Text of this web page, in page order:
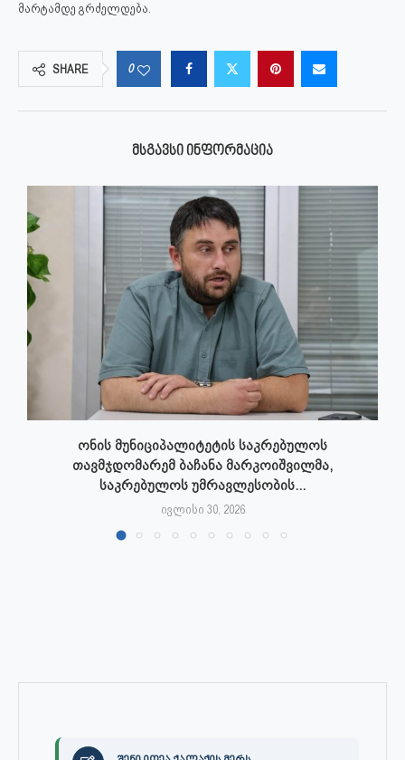
მარტამდე გრძელდება.
SHARE 0
ᲛᲡᲒᲐᲕᲡᲘ ᲘᲜᲤᲝᲠᲛᲐᲪᲘᲐ
ონის მუნიციპალიტეტის საკრებულოს
თავმჯდომარემ ბაჩანა მარკოიშვილმა,
საკრებულოს უმრავლესობის...
ივლისი 30, 2026